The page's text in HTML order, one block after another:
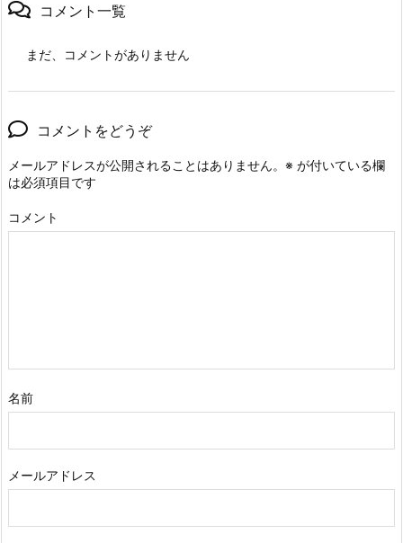
コメント一覧
まだ、コメントがありません
コメントをどうぞ
メールアドレスが公開されることはありません。 ※ が付いている欄
は必須項目です
コメント
名前
メールアドレス